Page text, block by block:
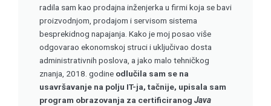
radila sam kao prodajna inženjerka u firmi koja se bavi
proizvodnjom, prodajom i servisom sistema
besprekidnog napajanja. Kako je moj posao više
odgovarao ekonomskoj struci i uključivao dosta
administrativnih poslova, a jako malo tehničkog
znanja, 2018. godine odlučila sam se na
usavršavanje na polju IT-ja, tačnije, upisala sam
program obrazovanja za certificiranog Java